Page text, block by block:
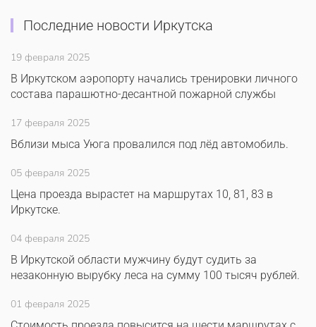
Последние новости Иркутска
19 февраля 2025
В Иркутском аэропорту начались тренировки личного
состава парашютно-десантной пожарной службы
17 февраля 2025
Вблизи мыса Уюга провалился под лёд автомобиль.
05 февраля 2025
Цена проезда вырастет на маршрутах 10, 81, 83 в
Иркутске.
04 февраля 2025
В Иркутской области мужчину будут судить за
незаконную вырубку леса на сумму 100 тысяч рублей.
01 февраля 2025